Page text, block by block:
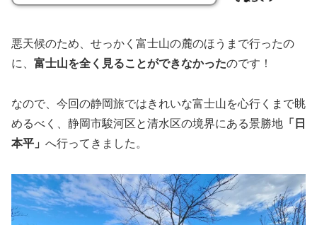
悪天候のため、せっかく富士山の麓のほうまで行ったの
に、 富士山を全く見ることができなかったのです！
なので、今回の静岡旅ではきれいな富士山を心行くまで眺
めるべく、静岡市駿河区と清水区の境界にある景勝地 「日
本平」 へ行ってきました。